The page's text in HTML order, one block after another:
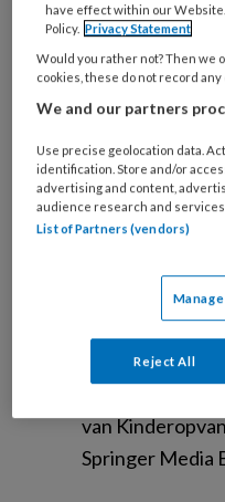
Kies
je
functie *
Bij
organisatie
werk
je?
Untitled
Ontvang 2x per
Ontvang
Management
Weekoverzicht
van
Springer Media
have effect within our
Policy. Privacy Statement
Would you rather not? Then we
cookies, these do not record any
We and our partners
Use precise geolocation data.
identification. Store and/or
advertising and content,
audience research and
List of Partners (vendors)
Reject All